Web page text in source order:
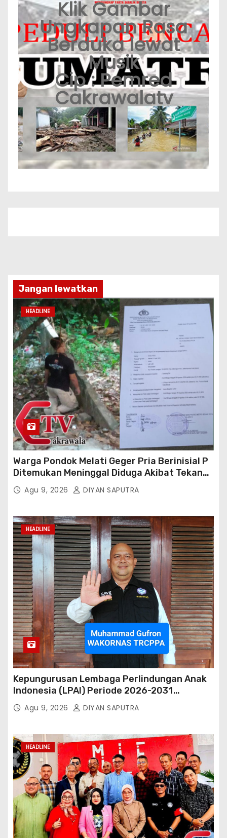
Klik Gambar
Ungkapan Rasa
Berduka lewat
Musik
Cip : Pemred
Cakrawalatv
Jangan lewatkan
HEADLINE
Warga Pondok Melati Geger Pria Berinisial P
Ditemukan Meninggal Diduga Akibat Tekanan
Hutang
Agu 9, 2026 DIYAN SAPUTRA
HEADLINE
Kepungurusan Lembaga Perlindungan Anak
Indonesia (LPAI) Periode 2026-2031
Terbentuk, Wakil Kordinator Nasional Tim
Reaksi Cepat Perlindungan Perempuan Anak
Mengapresiasi Dan Beri Selamat
Agu 9, 2026 DIYAN SAPUTRA
HEADLINE